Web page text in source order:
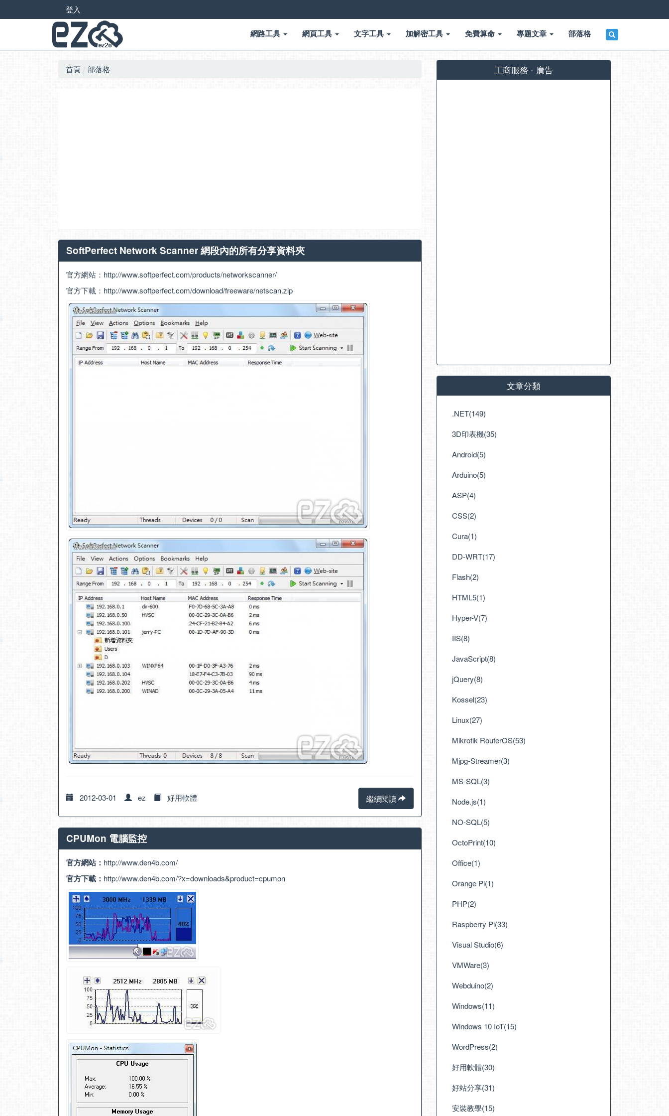
登入
網路工具 網頁工具 文字工具 加解密工具 免費算命 專題文章 部落格
首頁 部落格
SoftPerfect Network Scanner 網段內的所有分享資料夾
官方網站： http://www.softperfect.com/products/networkscanner/
官方下載： http://www.softperfect.com/download/freeware/netscan.zip
2012-03-01 ez 好用軟體 繼續閱讀
CPUMon 電腦監控
官方網站： http://www.den4b.com/
官方下載： http://www.den4b.com/?x=downloads&product=cpumon
工商服務 - 廣告
文章分類
.NET(149)
3D印表機(35)
Android(5)
Arduino(5)
ASP(4)
CSS(2)
Cura(1)
DD-WRT(17)
Flash(2)
HTML5(1)
Hyper-V(7)
IIS(8)
JavaScript(8)
jQuery(8)
Kossel(23)
Linux(27)
Mikrotik RouterOS(53)
Mjpg-Streamer(3)
MS-SQL(3)
Node.js(1)
NO-SQL(5)
OctoPrint(10)
Office(1)
Orange Pi(1)
PHP(2)
Raspberry Pi(33)
Visual Studio(6)
VMWare(3)
Webduino(2)
Windows(11)
Windows 10 IoT(15)
WordPress(2)
好用軟體(30)
好站分享(31)
安裝教學(15)